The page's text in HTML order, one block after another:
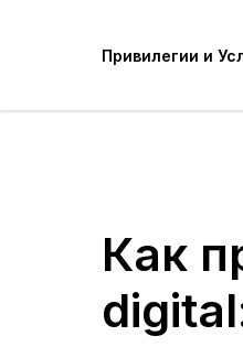
Привилегии и
Как